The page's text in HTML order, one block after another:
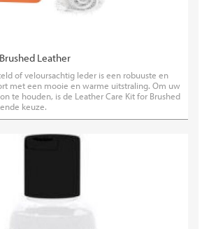
Leather
of veloursachtig leder is een robuuste en
met een mooie en warme uitstraling. Om uw
te houden, is de Leather Care Kit for Brushed
keuze.